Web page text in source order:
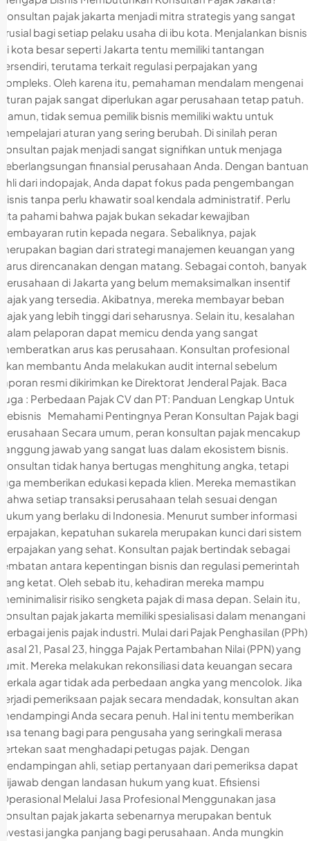
Konsultan pajak jakarta menjadi mitra strategis yang sangat
krusial bagi setiap pelaku usaha di ibu kota. Menjalankan bisnis
di kota besar seperti Jakarta tentu memiliki tantangan
tersendiri, terutama terkait regulasi perpajakan yang
kompleks. Oleh karena itu, pemahaman mendalam mengenai
aturan pajak sangat diperlukan agar perusahaan tetap patuh.
Namun, tidak semua pemilik bisnis memiliki waktu untuk
mempelajari aturan yang sering berubah. Di sinilah peran
konsultan pajak menjadi sangat signifikan untuk menjaga
keberlangsungan finansial perusahaan Anda. Dengan bantuan
ahli dari indopajak, Anda dapat fokus pada pengembangan
bisnis tanpa perlu khawatir soal kendala administratif. Perlu
kita pahami bahwa pajak bukan sekadar kewajiban
pembayaran rutin kepada negara. Sebaliknya, pajak
merupakan bagian dari strategi manajemen keuangan yang
harus direncanakan dengan matang. Sebagai contoh, banyak
perusahaan di Jakarta yang belum memaksimalkan insentif
pajak yang tersedia. Akibatnya, mereka membayar beban
pajak yang lebih tinggi dari seharusnya. Selain itu, kesalahan
dalam pelaporan dapat memicu denda yang sangat
memberatkan arus kas perusahaan. Konsultan profesional
akan membantu Anda melakukan audit internal sebelum
laporan resmi dikirimkan ke Direktorat Jenderal Pajak. Baca
Juga : Perbedaan Pajak CV dan PT: Panduan Lengkap Untuk
Pebisnis Memahami Pentingnya Peran Konsultan Pajak bagi
Perusahaan Secara umum, peran konsultan pajak mencakup
tanggung jawab yang sangat luas dalam ekosistem bisnis.
Konsultan tidak hanya bertugas menghitung angka, tetapi
juga memberikan edukasi kepada klien. Mereka memastikan
bahwa setiap transaksi perusahaan telah sesuai dengan
hukum yang berlaku di Indonesia. Menurut sumber informasi
perpajakan, kepatuhan sukarela merupakan kunci dari sistem
perpajakan yang sehat. Konsultan pajak bertindak sebagai
jembatan antara kepentingan bisnis dan regulasi pemerintah
yang ketat. Oleh sebab itu, kehadiran mereka mampu
meminimalisir risiko sengketa pajak di masa depan. Selain itu,
konsultan pajak jakarta memiliki spesialisasi dalam menangani
berbagai jenis pajak industri. Mulai dari Pajak Penghasilan (PPh)
Pasal 21, Pasal 23, hingga Pajak Pertambahan Nilai (PPN) yang
rumit. Mereka melakukan rekonsiliasi data keuangan secara
berkala agar tidak ada perbedaan angka yang mencolok. Jika
terjadi pemeriksaan pajak secara mendadak, konsultan akan
mendampingi Anda secara penuh. Hal ini tentu memberikan
rasa tenang bagi para pengusaha yang seringkali merasa
tertekan saat menghadapi petugas pajak. Dengan
pendampingan ahli, setiap pertanyaan dari pemeriksa dapat
dijawab dengan landasan hukum yang kuat. Efisiensi
Operasional Melalui Jasa Profesional Menggunakan jasa
konsultan pajak jakarta sebenarnya merupakan bentuk
investasi jangka panjang bagi perusahaan. Anda mungkin